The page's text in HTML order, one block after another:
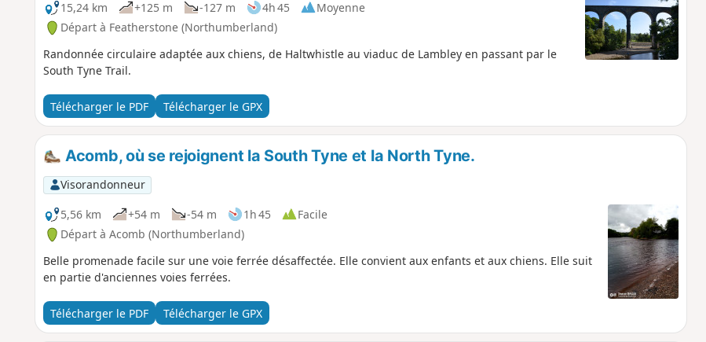
15,24 km
+125 m -127 m 4h 45
Moyenne
Départ à Featherstone (Northumberland)
Randonnée circulaire adaptée aux chiens, de Haltwhistle au viaduc de Lambley en passant par le
South Tyne Trail.
Télécharger le PDF Télécharger le GPX
Acomb, où se rejoignent la South Tyne et la North Tyne.
Visorandonneur
5,56 km
+54 m -54 m 1h 45
Facile
Départ à Acomb (Northumberland)
Belle promenade facile sur une voie ferrée désaffectée. Elle convient aux enfants et aux chiens. Elle suit
en partie d'anciennes voies ferrées.
Télécharger le PDF Télécharger le GPX